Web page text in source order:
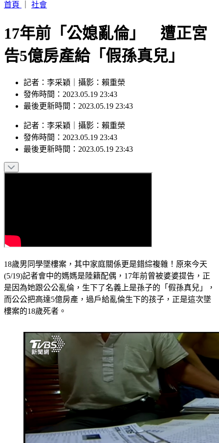
首頁
社會
17年前「公媳亂倫」 遭正宮
告5億房產給「假孫真兒」
記者：李采穎｜攝影：賴重榮
發佈時間：2023.05.19 23:43
最後更新時間：2023.05.19 23:43
記者 ： 李采穎 攝影 ： 賴重榮
發佈時間： 2023.05.19 23:43
最後更新時間： 2023.05.19 23:43
18歲男同學墜樓案，其中家庭關係更是錯綜複雜！原來今天
(5/19)記者會中的媽媽是陸籍配偶，17年前曾被婆婆提告，正
是因為她跟公公亂倫，生下了名義上是孫子的「假孫真兒」，
而公公把高達5億房產，過戶給亂倫生下的孩子，正是這次墜
樓案的18歲死者。